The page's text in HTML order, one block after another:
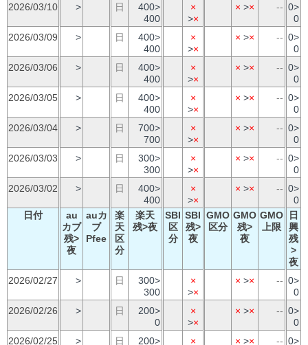
2026/03/10
> 日
400>
400
×
>×
× >× -- 0>
0
2026/03/09
> 日
400>
400
×
>×
× >× -- 0>
0
2026/03/06
> 日
400>
400
×
>×
× >× -- 0>
0
2026/03/05
> 日
400>
400
×
>×
× >× -- 0>
0
2026/03/04
> 日
700>
700
×
>×
× >× -- 0>
0
2026/03/03
> 日
300>
300
×
>×
× >× -- 0>
0
2026/03/02
> 日
400>
400
×
>×
× >× -- 0>
0
日付
au
カブ
残>
夜
auカ
ブ
Pfee
楽
天
区
分
楽天
残>夜
SBI
区
分
SBI
残>
夜
GMO
区分
GMO
残>
夜
GMO
上限
日
興
残
>
夜
2026/02/27
> 日
300>
300
×
>×
× >× -- 0>
0
2026/02/26
> 日
200>
0
×
>×
× >× -- 0>
0
2026/02/25
> 日
200>
×
× >× -- 0>